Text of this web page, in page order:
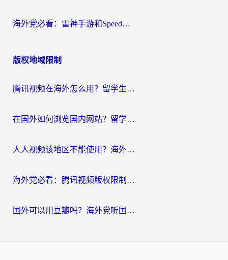
海外党必看：雷神手游和SpeedCN好用吗？3招选对回国加速器无缝刷国内资源
版权地域限制
腾讯视频在海外怎么用？留学生亲测有效的回国加速器攻略
在国外如何浏览国内网站？留学生&海外华人的无缝访问指南
人人视频该地区不能使用？海外党追剧看片的终极解决方案来了
海外党必看：腾讯视频版权限制怎么破？3步让你轻松追剧
国外可以用豆瓣吗？海外党听国内音乐听书的实用指南